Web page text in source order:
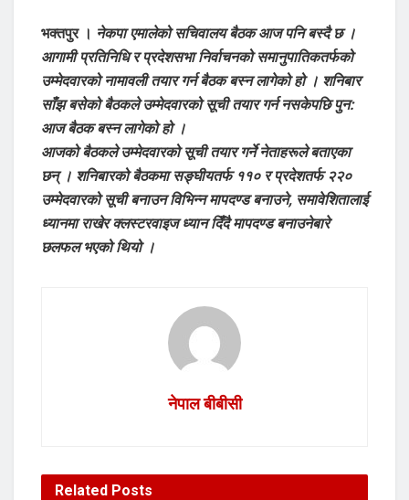
भक्तपुर । नेकपा एमालेको सचिवालय बैठक आज पनि बस्दै छ ।
आगामी प्रतिनिधि र प्रदेशसभा निर्वाचनको समानुपातिकतर्फको
उम्मेदवारको नामावली तयार गर्न बैठक बस्न लागेको हो । शनिबार
साँझ बसेको बैठकले उम्मेदवारको सूची तयार गर्न नसकेपछि पुन:
आज बैठक बस्न लागेको हो ।
आजको बैठकले उम्मेदवारको सूची तयार गर्ने नेताहरूले बताएका
छन् । शनिबारको बैठकमा सङ्घीयतर्फ ११० र प्रदेशतर्फ २२०
उम्मेदवारको सूची बनाउन विभिन्न मापदण्ड बनाउने, समावेशितालाई
ध्यानमा राखेर क्लस्टरवाइज ध्यान दिँदै मापदण्ड बनाउनेबारे
छलफल भएको थियो ।
नेपाल बीबीसी
Related Posts